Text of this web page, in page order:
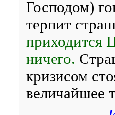
Господом)
терпит
приходится
ничего.
кризисом
величайшее